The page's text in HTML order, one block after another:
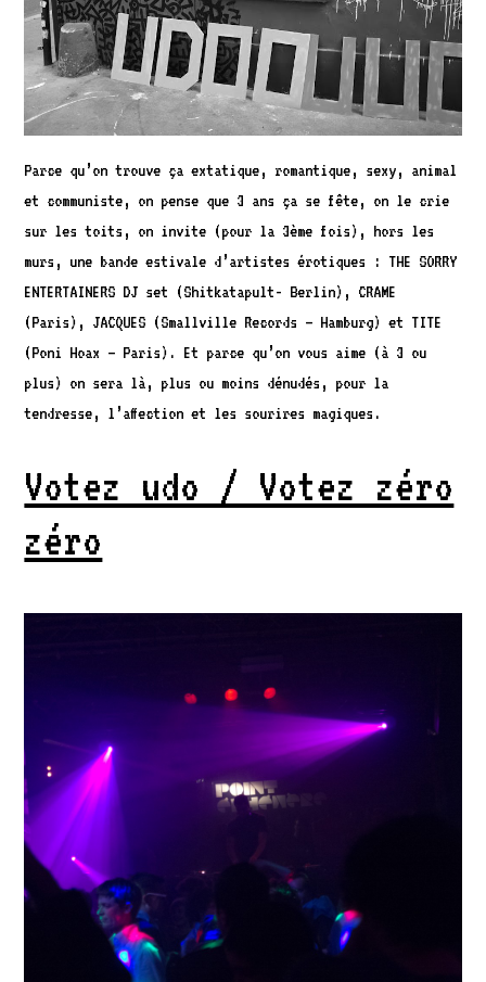
Parce qu’on trouve ça extatique, romantique, sexy, animal
et communiste, on pense que 3 ans ça se fête, on le crie
sur les toits, on invite (pour la 3ème fois), hors les
murs, une bande estivale d’artistes érotiques : THE SORRY
ENTERTAINERS DJ set (Shitkatapult- Berlin), CRAME
(Paris), JACQUES (Smallville Records – Hamburg) et TITE
(Poni Hoax – Paris). Et parce qu’on vous aime (à 3 ou
plus) on sera là, plus ou moins dénudés, pour la
tendresse, l’affection et les sourires magiques.
Votez udo / Votez zéro
zéro